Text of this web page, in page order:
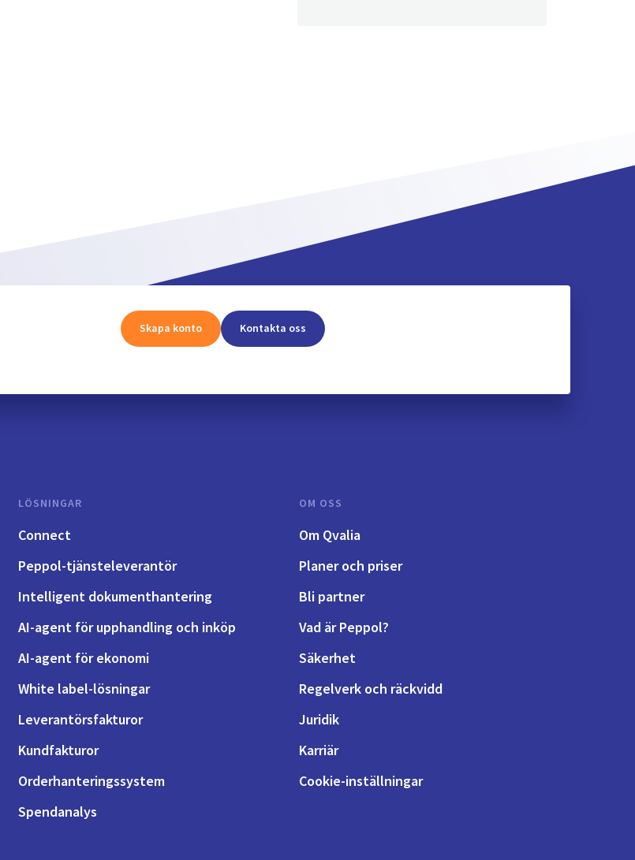
Skapa konto Kontakta oss
LÖSNINGAR
Connect
Peppol-tjänsteleverantör
Intelligent dokumenthantering
AI-agent för upphandling och inköp
AI-agent för ekonomi
White label-lösningar
Leverantörsfakturor
Kundfakturor
Orderhanteringssystem
Spendanalys
OM OSS
Om Qvalia
Planer och priser
Bli partner
Vad är Peppol?
Säkerhet
Regelverk och räckvidd
Juridik
Karriär
Cookie-inställningar